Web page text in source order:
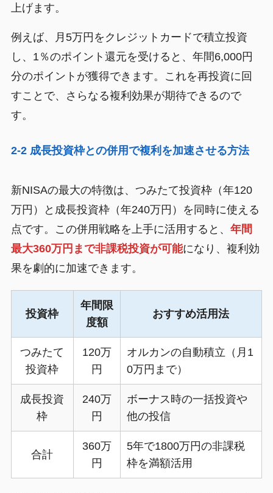
上げます。
例えば、月5万円をクレジットカードで積立投資
し、1％のポイント還元を受けると、年間6,000円
分のポイントが獲得できます。これを再投資に回
すことで、さらなる複利効果が期待できるので
す。
2-2 成長投資枠との併用で複利を加速させる方法
新NISAの最大の特徴は、つみたて投資枠（年120
万円）と成長投資枠（年240万円）を同時に使える
点です。この併用戦略を上手に活用すると、 年間
最大360万円まで非課税投資が可能になり、複利効
果を劇的に加速できます。
投資枠
年間限
度額
おすすめ活用法
つみたて
投資枠
120万
円
オルカンの自動積立（月1
0万円まで）
成長投資
枠
240万
円
ボーナス時の一括投資や
他の投信
合計
360万
円
5年で1800万円の非課税
枠を満額活用